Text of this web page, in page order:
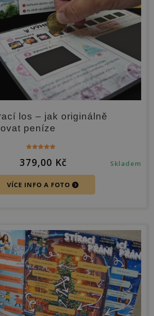
los – jak originálně
peníze
5.00
z 5
379,00 Kč Skladem
VÍCE INFO A FOTO